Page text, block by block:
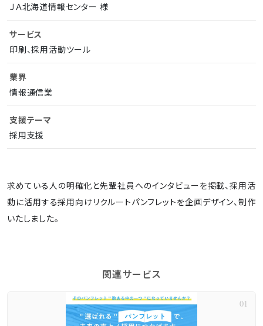
ＪＡ北海道情報センター 様
サービス
印刷、採用活動ツール
業界
情報通信業
支援テーマ
採用支援
求めている人の明確化と先輩社員へのインタビューを掲載、採用活
動に活用する採用向けリクルートパンフレットを企画デザイン、制作
いたしました。
関連サービス